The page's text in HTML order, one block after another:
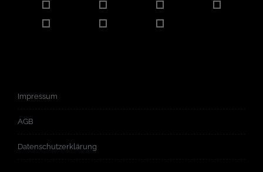
Impressum
AGB
Datenschutzerklärung